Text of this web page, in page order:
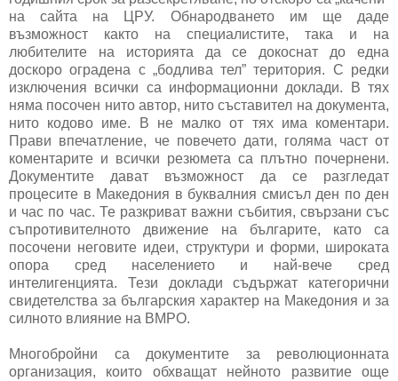
на сайта на ЦРУ. Обнародването им ще даде
възможност както на специалистите, така и на
любителите на историята да се докоснат до една
доскоро оградена с „бодлива тел” територия. С редки
изключения всички са информационни доклади. В тях
няма посочен нито автор, нито съставител на документа,
нито кодово име. В не малко от тях има коментари.
Прави впечатление, че повечето дати, голяма част от
коментарите и всички резюмета са плътно почернени.
Документите дават възможност да се разгледат
процесите в Македония в буквалния смисъл ден по ден
и час по час. Те разкриват важни събития, свързани със
съпротивителното движение на българите, като са
посочени неговите идеи, структури и форми, широката
опора сред населението и най-вече сред
интелигенцията. Тези доклади съдържат категорични
свидетелства за българския характер на Македония и за
силното влияние на ВМРО.
Многобройни са документите за революционната
организация, които обхващат нейното развитие още